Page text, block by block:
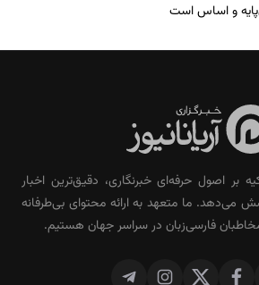
و اساس است
بر اصول حرفه‌ای خبرنگاری، دقیق‌ترین اخبار
می‌دهد. ما متعهد به ارائه محتوای بی‌طرفانه
فارسی‌زبان در سراسر جهان هستیم.